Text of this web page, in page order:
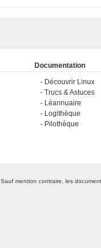
Documentation
Découvrir Linux
Trucs & Astuces
Léannuaire
Logithèque
Pilothèque
Sauf mention contraire, les